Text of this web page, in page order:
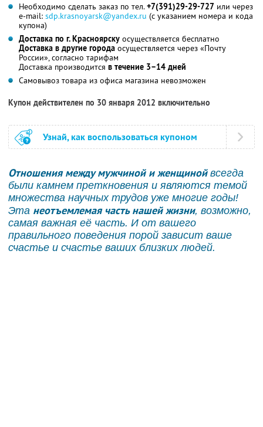
Необходимо сделать заказ по тел.+7(391)29-29-727 или через
e-mail: sdp.krasnoyarsk@yandex.ru (с указанием номера и кода
купона)
Доставка по г. Красноярску осуществляется бесплатно
Доставка в другие города осуществляется через «Почту
России», согласно тарифам
Доставка производится в течение 3–14 дней
Самовывоз товара из офиса магазина невозможен
Купон действителен по 30 января 2012 включительно
Узнай, как воспользоваться купоном
Отношения между мужчиной и женщинойвсегда
были камнем преткновения и являются темой
множества научных трудов уже многие годы!
Эта неотъемлемая часть нашей жизни, возможно,
самая важная её часть. И от вашего
правильного поведения порой зависит ваше
счастье и счастье ваших близких людей.